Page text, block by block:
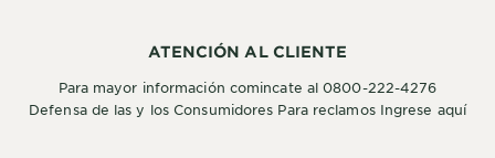
ATENCIÓN AL CLIENTE
Para mayor información comincate al 0800-222-4276
Defensa de las y los Consumidores Para reclamos Ingrese aquí